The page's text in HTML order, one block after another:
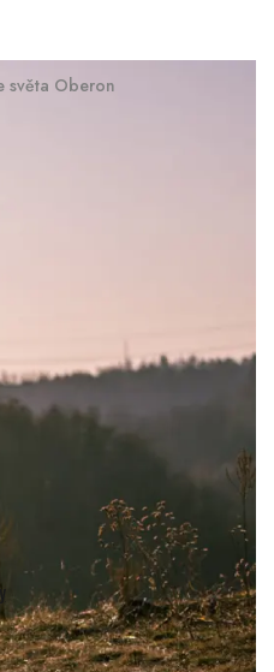
světa Oberon